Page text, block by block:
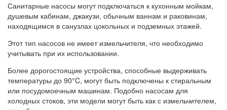
Санитарные насосы могут подключаться к кухонным мойкам,
душевым кабинам, джакузи, обычным ваннам и раковинам,
находящимся в санузлах цокольных и подземных этажей.
Этот тип насосов не имеет измельчителя, что необходимо
учитывать при их использовании.
Более дорогостоящие устройства, способные выдерживать
температуры до 90°C, могут быть подключены к стиральным
или посудомоечным машинам. Подобно насосам для
холодных стоков, эти модели могут быть как с измельчителем,